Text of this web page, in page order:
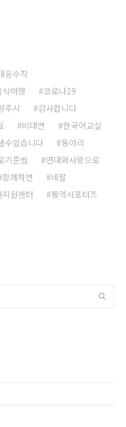
응수칙
여행
코로나19
주시
감사합니다
비대면
한국어교실
수있습니다
동아리
기준법
연대와사랑으로
함께하면
네팔
원센터
통역서포터즈